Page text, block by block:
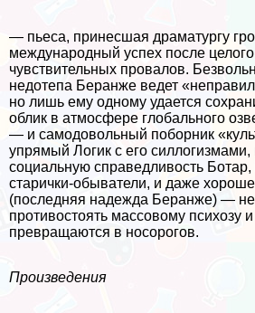
— пьеса, принесшая драматургу
международный успех после
чувствительных провалов.
недотепа Беранже ведет
но лишь ему одному удается
облик в атмосфере глобального
— и самодовольный поборник
упрямый Логик с его
социальную справедливость
старички-обыватели, и даже
(последняя надежда Беранже) —
противостоять массовому психозу
превращаются в носорогов.
Произведения